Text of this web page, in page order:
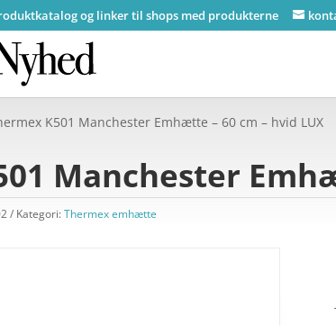
og linker til shops med produkterne
K501 Manchester Emhætte – 60 cm – hvid LUX
Manchester
Kategori:Thermex emhætte